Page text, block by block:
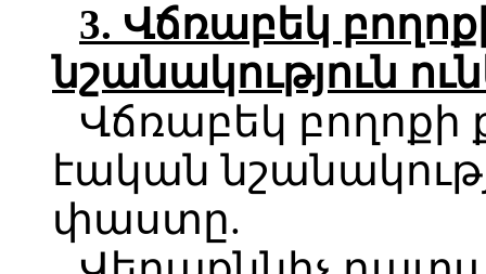
3. Վճռաբեկ
նշանակություն
Վճռաբեկ բողոքի
էական
փաստը.